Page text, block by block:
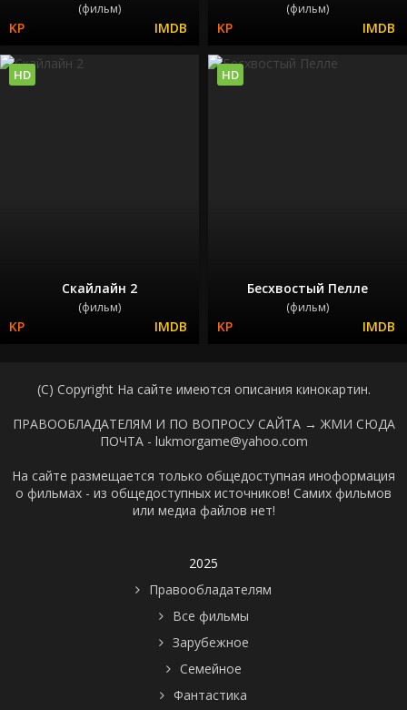
(фильм) (фильм)
Скайлайн 2
(фильм)
HD
Бесхвостый Пелле
(фильм)
HD
(C) Copyright На сайте имеются описания кинокартин.
ПРАВООБЛАДАТЕЛЯМ И ПО ВОПРОСУ САЙТА → ЖМИ СЮДА
ПОЧТА - lukmorgame@yahoo.com
На сайте размещается только общедоступная иноформация
о фильмах - из общедоступных источников! Самих фильмов
или медиа файлов нет!
2025
Правообладателям
Все фильмы
Зарубежное
Семейное
Фантастика